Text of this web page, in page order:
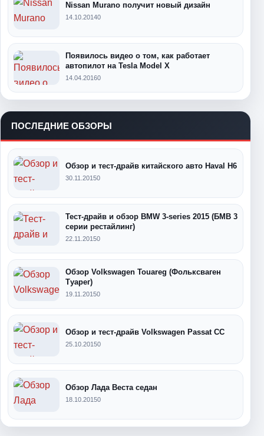
Nissan Murano получит новый дизайн
14.10.20140
Появилось видео о том, как работает
автопилот на Tesla Model X
14.04.20160
ПОСЛЕДНИЕ ОБЗОРЫ
Обзор и тест-драйв китайского авто Haval H6
30.11.20150
Тест-драйв и обзор BMW 3-series 2015 (БМВ 3
серии рестайлинг)
22.11.20150
Обзор Volkswagen Touareg (Фольксваген
Туарег)
19.11.20150
Обзор и тест-драйв Volkswagen Passat CC
25.10.20150
Обзор Лада Веста седан
18.10.20150